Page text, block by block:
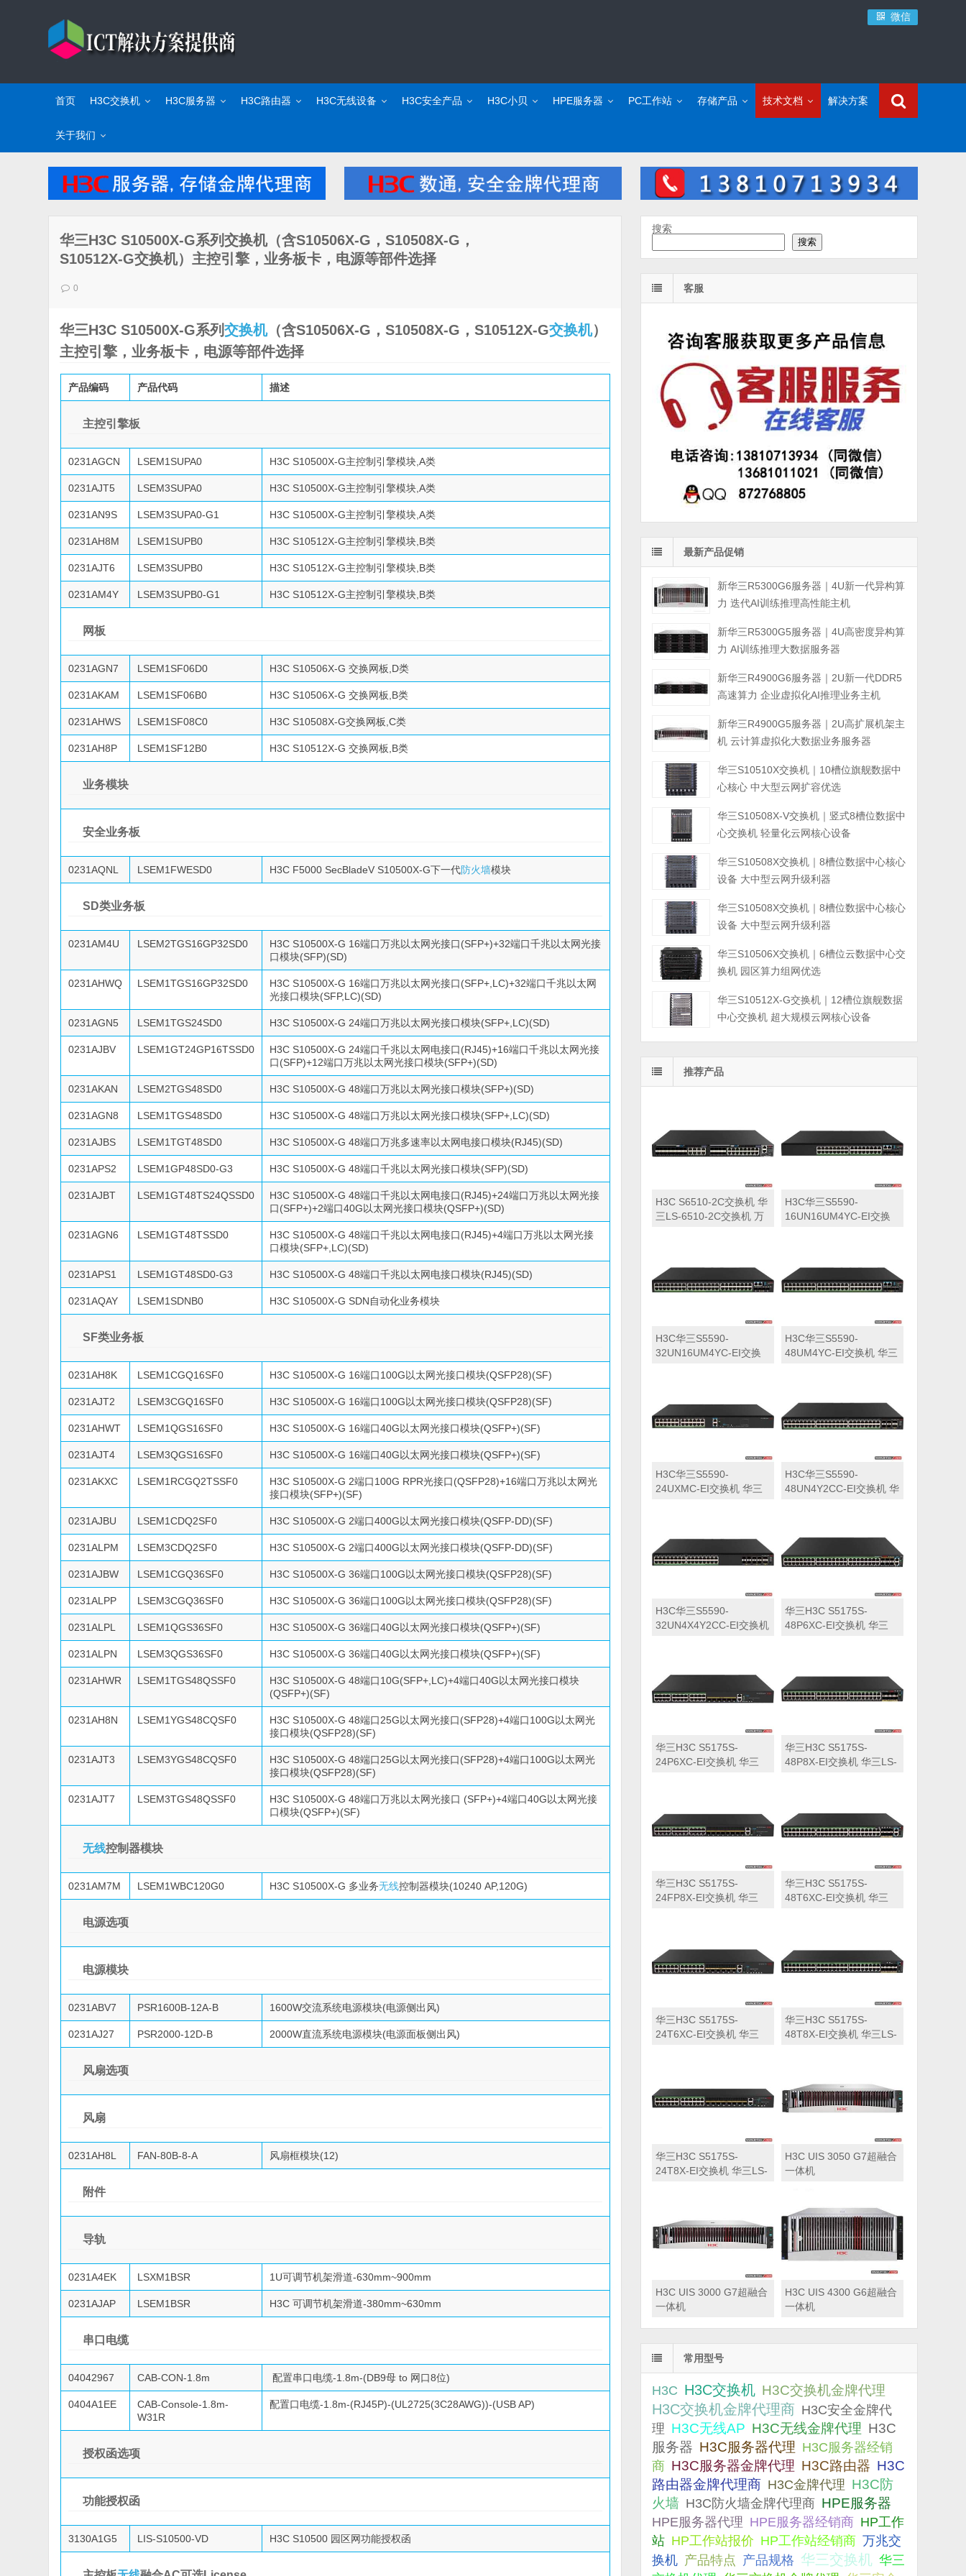
微信
首页 H3C交换机 H3C服务器 H3C路由器 H3C无线设备 H3C安全产品 H3C小贝 HPE服务器 PC工作站 存储产品 技术文档 解决方案
关于我们
华三H3C S10500X-G系列交换机（含S10506X-G，S10508X-G，
S10512X-G交换机）主控引擎，业务板卡，电源等部件选择
0
华三H3C S10500X-G系列交换机（含S10506X-G，S10508X-G，S10512X-G交换机）
主控引擎，业务板卡，电源等部件选择
产品编码 产品代码 描述
主控引擎板
0231AGCN LSEM1SUPA0 H3C S10500X-G主控制引擎模块,A类
0231AJT5 LSEM3SUPA0 H3C S10500X-G主控制引擎模块,A类
0231AN9S LSEM3SUPA0-G1 H3C S10500X-G主控制引擎模块,A类
0231AH8M LSEM1SUPB0 H3C S10512X-G主控制引擎模块,B类
0231AJT6 LSEM3SUPB0 H3C S10512X-G主控制引擎模块,B类
0231AM4Y LSEM3SUPB0-G1 H3C S10512X-G主控制引擎模块,B类
网板
0231AGN7 LSEM1SF06D0 H3C S10506X-G 交换网板,D类
0231AKAM LSEM1SF06B0 H3C S10506X-G 交换网板,B类
0231AHWS LSEM1SF08C0 H3C S10508X-G交换网板,C类
0231AH8P LSEM1SF12B0 H3C S10512X-G 交换网板,B类
业务模块
安全业务板
0231AQNL LSEM1FWESD0 H3C F5000 SecBladeV S10500X-G下一代防火墙模块
SD类业务板
0231AM4U LSEM2TGS16GP32SD0
H3C S10500X-G 16端口万兆以太网光接口(SFP+)+32端口千兆以太网光接
口模块(SFP)(SD)
0231AHWQ LSEM1TGS16GP32SD0
H3C S10500X-G 16端口万兆以太网光接口(SFP+,LC)+32端口千兆以太网
光接口模块(SFP,LC)(SD)
0231AGN5 LSEM1TGS24SD0 H3C S10500X-G 24端口万兆以太网光接口模块(SFP+,LC)(SD)
0231AJBV LSEM1GT24GP16TSSD0
H3C S10500X-G 24端口千兆以太网电接口(RJ45)+16端口千兆以太网光接
口(SFP)+12端口万兆以太网光接口模块(SFP+)(SD)
0231AKAN LSEM2TGS48SD0 H3C S10500X-G 48端口万兆以太网光接口模块(SFP+)(SD)
0231AGN8 LSEM1TGS48SD0 H3C S10500X-G 48端口万兆以太网光接口模块(SFP+,LC)(SD)
0231AJBS LSEM1TGT48SD0 H3C S10500X-G 48端口万兆多速率以太网电接口模块(RJ45)(SD)
0231APS2 LSEM1GP48SD0-G3 H3C S10500X-G 48端口千兆以太网光接口模块(SFP)(SD)
0231AJBT LSEM1GT48TS24QSSD0
H3C S10500X-G 48端口千兆以太网电接口(RJ45)+24端口万兆以太网光接
口(SFP+)+2端口40G以太网光接口模块(QSFP+)(SD)
0231AGN6 LSEM1GT48TSSD0
H3C S10500X-G 48端口千兆以太网电接口(RJ45)+4端口万兆以太网光接
口模块(SFP+,LC)(SD)
0231APS1 LSEM1GT48SD0-G3 H3C S10500X-G 48端口千兆以太网电接口模块(RJ45)(SD)
0231AQAY LSEM1SDNB0 H3C S10500X-G SDN自动化业务模块
SF类业务板
0231AH8K LSEM1CGQ16SF0 H3C S10500X-G 16端口100G以太网光接口模块(QSFP28)(SF)
0231AJT2 LSEM3CGQ16SF0 H3C S10500X-G 16端口100G以太网光接口模块(QSFP28)(SF)
0231AHWT LSEM1QGS16SF0 H3C S10500X-G 16端口40G以太网光接口模块(QSFP+)(SF)
0231AJT4 LSEM3QGS16SF0 H3C S10500X-G 16端口40G以太网光接口模块(QSFP+)(SF)
0231AKXC LSEM1RCGQ2TSSF0
H3C S10500X-G 2端口100G RPR光接口(QSFP28)+16端口万兆以太网光
接口模块(SFP+)(SF)
0231AJBU LSEM1CDQ2SF0 H3C S10500X-G 2端口400G以太网光接口模块(QSFP-DD)(SF)
0231ALPM LSEM3CDQ2SF0 H3C S10500X-G 2端口400G以太网光接口模块(QSFP-DD)(SF)
0231AJBW LSEM1CGQ36SF0 H3C S10500X-G 36端口100G以太网光接口模块(QSFP28)(SF)
0231ALPP LSEM3CGQ36SF0 H3C S10500X-G 36端口100G以太网光接口模块(QSFP28)(SF)
0231ALPL LSEM1QGS36SF0 H3C S10500X-G 36端口40G以太网光接口模块(QSFP+)(SF)
0231ALPN LSEM3QGS36SF0 H3C S10500X-G 36端口40G以太网光接口模块(QSFP+)(SF)
0231AHWR LSEM1TGS48QSSF0
H3C S10500X-G 48端口10G(SFP+,LC)+4端口40G以太网光接口模块
(QSFP+)(SF)
0231AH8N LSEM1YGS48CQSF0
H3C S10500X-G 48端口25G以太网光接口(SFP28)+4端口100G以太网光
接口模块(QSFP28)(SF)
0231AJT3 LSEM3YGS48CQSF0
H3C S10500X-G 48端口25G以太网光接口(SFP28)+4端口100G以太网光
接口模块(QSFP28)(SF)
0231AJT7 LSEM3TGS48QSSF0
H3C S10500X-G 48端口万兆以太网光接口 (SFP+)+4端口40G以太网光接
口模块(QSFP+)(SF)
无线控制器模块
0231AM7M LSEM1WBC120G0 H3C S10500X-G 多业务无线控制器模块(10240 AP,120G)
电源选项
电源模块
0231ABV7 PSR1600B-12A-B 1600W交流系统电源模块(电源侧出风)
0231AJ27 PSR2000-12D-B 2000W直流系统电源模块(电源面板侧出风)
风扇选项
风扇
0231AH8L FAN-80B-8-A 风扇框模块(12)
附件
导轨
0231A4EK LSXM1BSR 1U可调节机架滑道-630mm~900mm
0231AJAP LSEM1BSR H3C 可调节机架滑道-380mm~630mm
串口电缆
04042967 CAB-CON-1.8m 配置串口电缆-1.8m-(DB9母 to 网口8位)
0404A1EE
CAB-Console-1.8m-
W31R
配置口电缆-1.8m-(RJ45P)-(UL2725(3C28AWG))-(USB AP)
授权函选项
功能授权函
3130A1G5 LIS-S10500-VD H3C S10500 园区网功能授权函
搜索
搜索
客服
最新产品促销
新华三R5300G6服务器｜4U新一代异构算
力 迭代AI训练推理高性能主机
新华三R5300G5服务器｜4U高密度异构算
力 AI训练推理大数据服务器
新华三R4900G6服务器｜2U新一代DDR5
高速算力 企业虚拟化AI推理业务主机
新华三R4900G5服务器｜2U高扩展机架主
机 云计算虚拟化大数据业务服务器
华三S10510X交换机｜10槽位旗舰数据中
心核心 中大型云网扩容优选
华三S10508X-V交换机｜竖式8槽位数据中
心交换机 轻量化云网核心设备
华三S10508X交换机｜8槽位数据中心核心
设备 大中型云网升级利器
华三S10508X交换机｜8槽位数据中心核心
设备 大中型云网升级利器
华三S10506X交换机｜6槽位云数据中心交
换机 园区算力组网优选
华三S10512X-G交换机｜12槽位旗舰数据
中心交换机 超大规模云网核心设备
推荐产品
H3C S6510-2C交换机 华
三LS-6510-2C交换机 万
H3C华三S5590-
16UN16UM4YC-EI交换
H3C华三S5590-
32UN16UM4YC-EI交换
H3C华三S5590-
48UM4YC-EI交换机 华三
H3C华三S5590-
24UXMC-EI交换机 华三
H3C华三S5590-
48UN4Y2CC-EI交换机 华
H3C华三S5590-
32UN4X4Y2CC-EI交换机
华三H3C S5175S-
48P6XC-EI交换机 华三
华三H3C S5175S-
24P6XC-EI交换机 华三
华三H3C S5175S-
48P8X-EI交换机 华三LS-
华三H3C S5175S-
24FP8X-EI交换机 华三
华三H3C S5175S-
48T6XC-EI交换机 华三
华三H3C S5175S-
24T6XC-EI交换机 华三
华三H3C S5175S-
48T8X-EI交换机 华三LS-
华三H3C S5175S-
24T8X-EI交换机 华三LS-
H3C UIS 3050 G7超融合
一体机
H3C UIS 3000 G7超融合
一体机
H3C UIS 4300 G6超融合
一体机
常用型号
H3C H3C交换机 H3C交换机金牌代理
H3C交换机金牌代理商 H3C安全金牌代
理 H3C无线AP H3C无线金牌代理 H3C
服务器 H3C服务器代理 H3C服务器经销
商 H3C服务器金牌代理 H3C路由器 H3C
路由器金牌代理商 H3C金牌代理 H3C防
火墙 H3C防火墙金牌代理商 HPE服务器
HPE服务器代理 HPE服务器经销商 HP工作
站 HP工作站报价 HP工作站经销商 万兆交
换机 产品特点 产品规格 华三交换机 华三